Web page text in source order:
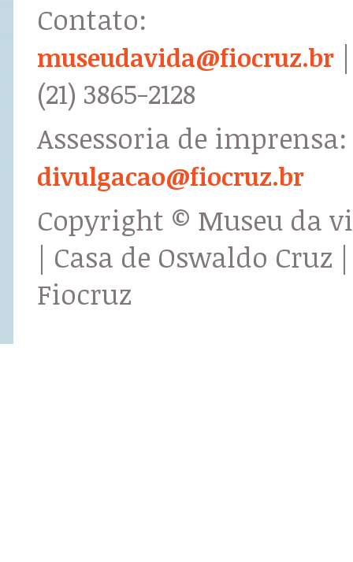
Contato:
museudavida@fiocruz.br |
(21) 3865-2128
Assessoria de imprensa:
divulgacao@fiocruz.br
Copyright © Museu da
| Casa de Oswaldo Cruz |
Fiocruz